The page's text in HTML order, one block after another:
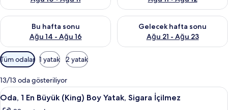
Bu hafta sonu
Ağu 14 - Ağu 16
Bu hafta sonu için müsaitliği kontrol et Ağu 14 - Ağu 16
Gelecek hafta sonu
Ağu 21 - Ağu 23
Önümüzdeki hafta sonu için
Odalar
için
mevcut
filtreler
Tüm odalar 1 yatak 2 yatak
13/13 oda gösteriliyor
Oda,
1
Odada kasa, dizüstü bilgisayar
6
Oda, 1 En Büyük (King) Boy Yatak, Sigara İçilmez